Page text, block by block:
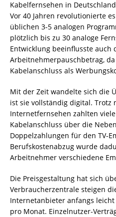
Kabelfernsehen in
Vor 40 Jahren revolutionierte
üblichen 3-5 analogen
plötzlich bis zu 30 analoge
Entwicklung beeinflusste auch
Arbeitnehmerpauschbetrag,
Kabelanschluss als
Mit der Zeit wandelte sich die
ist sie vollständig digital. Trotz
Internetfernsehen zahlten
Kabelanschluss über die
Doppelzahlungen für den TV-
Berufskostenabzug wurde
Arbeitnehmer verschiedene
Die Preisgestaltung hat sich
Verbraucherzentrale steigen
Internetanbieter anfangs
pro Monat. Einzelnutzer-